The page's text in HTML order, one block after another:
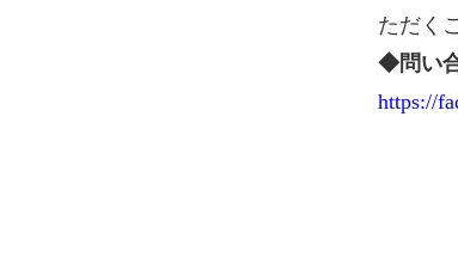
ただく
◆問い
https://